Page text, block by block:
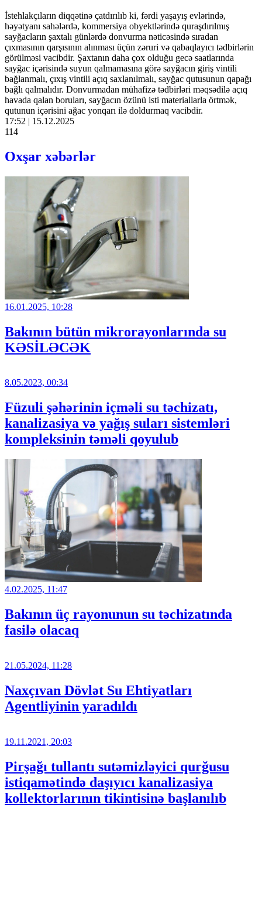
İstehlakçıların diqqətinə çatdırılıb ki, fərdi yaşayış evlərində,
həyətyanı sahələrdə, kommersiya obyektlərində quraşdırılmış
sayğacların şaxtalı günlərdə donvurma nəticəsində sıradan
çıxmasının qarşısının alınması üçün zəruri və qabaqlayıcı tədbirlərin
görülməsi vacibdir. Şaxtanın daha çox olduğu gecə saatlarında
sayğac içərisində suyun qalmamasına görə sayğacın giriş vintili
bağlanmalı, çıxış vintili açıq saxlanılmalı, sayğac qutusunun qapağı
bağlı qalmalıdır. Donvurmadan mühafizə tədbirləri məqsədilə açıq
havada qalan boruları, sayğacın özünü isti materiallarla örtmək,
qutunun içərisini ağac yonqarı ilə doldurmaq vacibdir.
17:52 | 15.12.2025
114
Oxşar xəbərlər
16.01.2025, 10:28
Bakının bütün mikrorayonlarında su
KƏSİLƏCƏK
8.05.2023, 00:34
Füzuli şəhərinin içməli su təchizatı,
kanalizasiya və yağış suları sistemləri
kompleksinin təməli qoyulub
4.02.2025, 11:47
Bakının üç rayonunun su təchizatında
fasilə olacaq
21.05.2024, 11:28
Naxçıvan Dövlət Su Ehtiyatları
Agentliyinin yaradıldı
19.11.2021, 20:03
Pirşağı tullantı sutəmizləyici qurğusu
istiqamətində daşıyıcı kanalizasiya
kollektorlarının tikintisinə başlanılıb